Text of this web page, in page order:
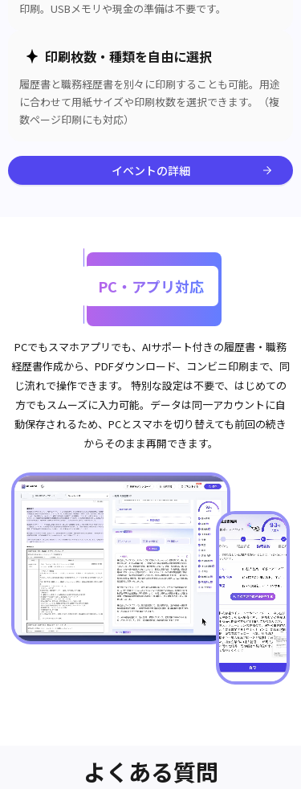
印刷。USBメモリや現金の準備は不要です。
印刷枚数・種類を自由に選択
履歴書と職務経歴書を別々に印刷することも可能。用途
に合わせて用紙サイズや印刷枚数を選択できます。（複
数ページ印刷にも対応）
イベントの詳細
PC・アプリ対応
PCでもスマホアプリでも、AIサポート付きの履歴書・職務
経歴書作成から、PDFダウンロード、コンビニ印刷まで、同
じ流れで操作できます。 特別な設定は不要で、はじめての
方でもスムーズに入力可能。データは同一アカウントに自
動保存されるため、PCとスマホを切り替えても前回の続き
からそのまま再開できます。
よくある質問